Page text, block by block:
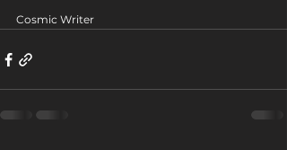
Cosmic Writer